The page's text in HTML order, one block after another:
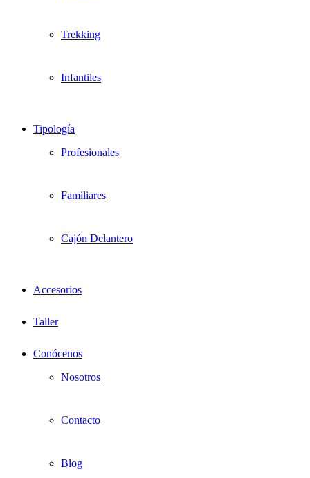
Trekking
Infantiles
Tipología
Profesionales
Familiares
Cajón Delantero
Accesorios
Taller
Conócenos
Nosotros
Contacto
Blog